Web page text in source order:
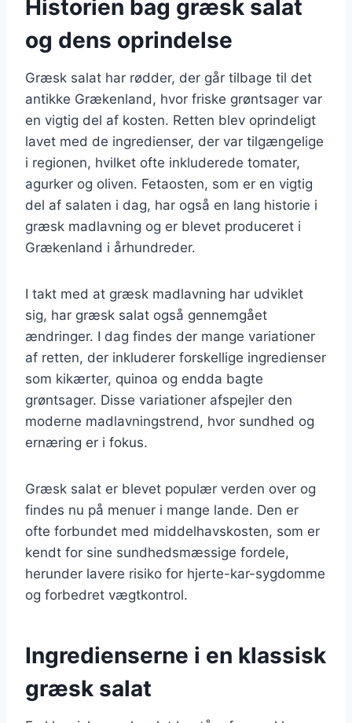
Historien bag græsk salat
og dens oprindelse
Græsk salat har rødder, der går tilbage til det
antikke Grækenland, hvor friske grøntsager var
en vigtig del af kosten. Retten blev oprindeligt
lavet med de ingredienser, der var tilgængelige
i regionen, hvilket ofte inkluderede tomater,
agurker og oliven. Fetaosten, som er en vigtig
del af salaten i dag, har også en lang historie i
græsk madlavning og er blevet produceret i
Grækenland i århundreder.
I takt med at græsk madlavning har udviklet
sig, har græsk salat også gennemgået
ændringer. I dag findes der mange variationer
af retten, der inkluderer forskellige ingredienser
som kikærter, quinoa og endda bagte
grøntsager. Disse variationer afspejler den
moderne madlavningstrend, hvor sundhed og
ernæring er i fokus.
Græsk salat er blevet populær verden over og
findes nu på menuer i mange lande. Den er
ofte forbundet med middelhavskosten, som er
kendt for sine sundhedsmæssige fordele,
herunder lavere risiko for hjerte-kar-sygdomme
og forbedret vægtkontrol.
Ingredienserne i en klassisk
græsk salat